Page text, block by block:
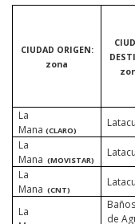
CIUDAD ORIGEN:
zona
La
Mana(CLARO)
La
Mana (MOVISTAR)
La
Mana (CNT)
La
Baños
de